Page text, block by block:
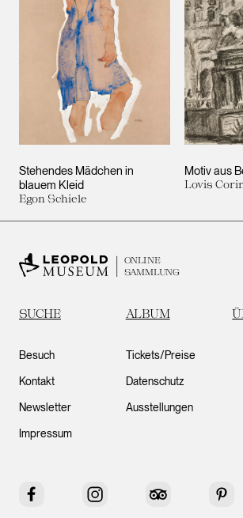
Stehendes Mädchen in
blauem Kleid
Egon Schiele
Motiv aus
Lovis
ONLINE
SAMMLUNG
SUCHE ALBUM
Besuch
Kontakt
Newsletter
Impressum
Tickets/Preise
Datenschutz
Ausstellungen
Facebook Instagram Tripadvisor